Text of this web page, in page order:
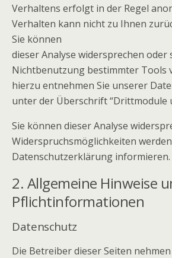
Verhaltens erfolgt in der Regel
Verhalten kann nicht zu Ihnen
Sie können
dieser Analyse widersprechen oder
Nichtbenutzung bestimmter Tools
hierzu entnehmen Sie unserer
unter der Überschrift “Drittmodule
Sie können dieser Analyse
Widerspruchsmöglichkeiten
Datenschutzerklärung informieren.
2. Allgemeine Hinweise
Pflichtinformationen
Datenschutz
Die Betreiber dieser Seiten